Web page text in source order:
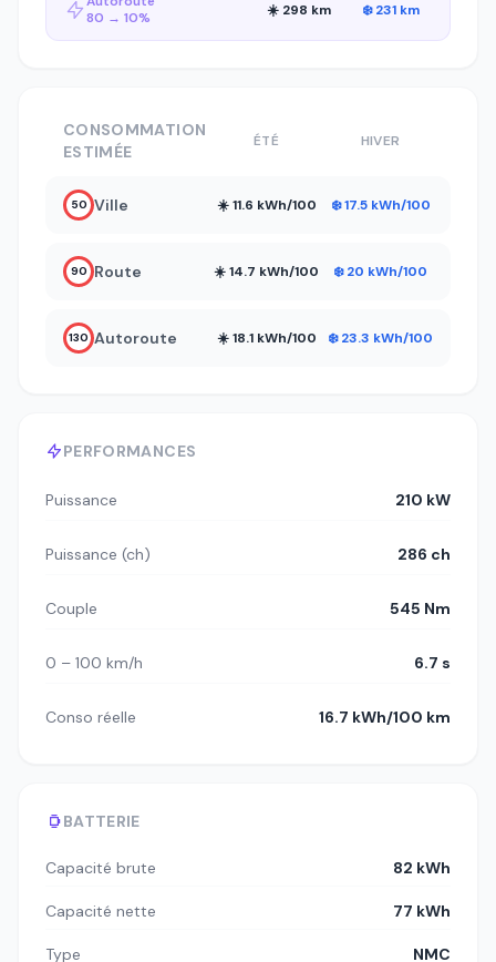
80 → 10%
☀️ 298 km ❄️ 231 km
PERFORMANCES
Puissance 210 kW
Puissance (ch) 286 ch
Couple 545 Nm
0 – 100 km/h 6.7 s
Conso réelle 16.7 kWh/100 km
BATTERIE
Capacité brute 82 kWh
Capacité nette 77 kWh
Type NMC
CONSOMMATION
ESTIMÉE
ÉTÉ HIVER
50 Ville ☀️ 11.6 kWh/100 ❄️ 17.5 kWh/100
90 Route ☀️ 14.7 kWh/100 ❄️ 20 kWh/100
130 Autoroute ☀️ 18.1 kWh/100 ❄️ 23.3 kWh/100